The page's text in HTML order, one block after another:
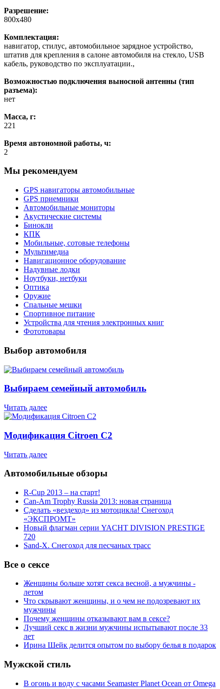
Разрешение:
800х480
Комплектация:
навигатор, стилус, автомобильное зарядное устройство,
штатив для крепления в салоне автомобиля на стекло, USB
кабель, руководство по эксплуатации.,
Возможностью подключения выносной антенны (тип
разъема):
нет
Масса, г:
221
Время автономной работы, ч:
2
Мы рекомендуем
GPS навигаторы автомобильные
GPS приемники
Автомобильные мониторы
Акустические системы
Бинокли
КПК
Мобильные, сотовые телефоны
Мультимедиа
Навигационное оборудование
Надувные лодки
Ноутбуки, нетбуки
Оптика
Оружие
Спальные мешки
Спортивное питание
Устройства для чтения электронных книг
Фототовары
Выбор автомобиля
Выбираем семейный автомобиль
Читать далее
Модификация Citroen С2
Читать далее
Автомобильные обзоры
R-Cup 2013 – на старт!
Can-Am Trophy Russia 2013: новая страница
Сделать «вездеход» из мотоцикла! Снегоход
«ЭКСПРОМТ»
Новый флагман серии YACHT DIVISION PRESTIGE
720
Sand-X. Снегоход для песчаных трасс
Все о сексе
Женщины больше хотят секса весной, а мужчины -
летом
Что скрывают женщины, и о чем не подозревают их
мужчины
Почему женщины отказывают вам в сексе?
Лучший секс в жизни мужчины испытывают после 33
лет
Ирина Шейк делится опытом по выбору белья в подарок
Мужской стиль
В огонь и воду с часами Seamaster Planet Ocean от Omega